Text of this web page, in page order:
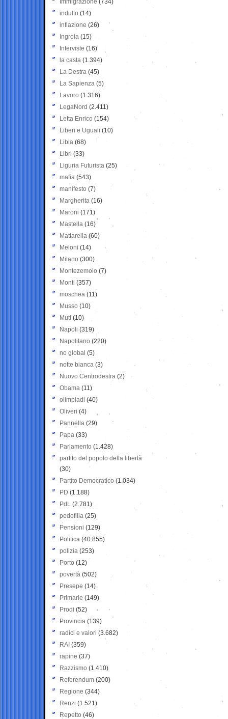
Immigrazione (734)
indulto (14)
inflazione (26)
Ingroia (15)
Interviste (16)
la casta (1.394)
La Destra (45)
La Sapienza (5)
Lavoro (1.316)
LegaNord (2.411)
Letta Enrico (154)
Liberi e Uguali (10)
Libia (68)
Libri (33)
Liguria Futurista (25)
mafia (543)
manifesto (7)
Margherita (16)
Maroni (171)
Mastella (16)
Mattarella (60)
Meloni (14)
Milano (300)
Montezemolo (7)
Monti (357)
moschea (11)
Musso (10)
Muti (10)
Napoli (319)
Napolitano (220)
no global (5)
notte bianca (3)
Nuovo Centrodestra (2)
Obama (11)
olimpiadi (40)
Oliveri (4)
Pannella (29)
Papa (33)
Parlamento (1.428)
partito del popolo della libertà
(30)
Partito Democratico (1.034)
PD (1.188)
PdL (2.781)
pedofilia (25)
Pensioni (129)
Politica (40.855)
polizia (253)
Porto (12)
povertà (502)
Presepe (14)
Primarie (149)
Prodi (52)
Provincia (139)
radici e valori (3.682)
RAI (359)
rapine (37)
Razzismo (1.410)
Referendum (200)
Regione (344)
Renzi (1.521)
Repetto (46)